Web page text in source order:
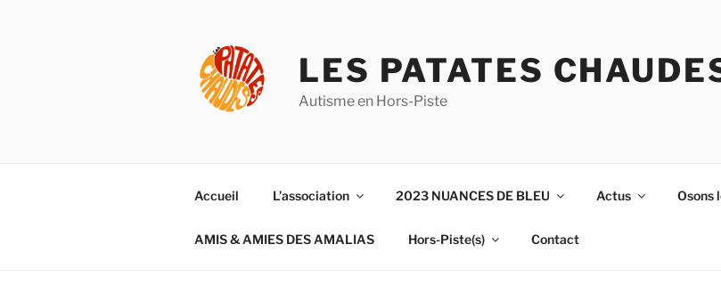
LES PATATES
Autisme en Hors-Piste
Accueil L’association 2023 NUANCES DE BLEU Actus Osons
AMIS & AMIES DES AMALIAS Hors-Piste(s) Contact